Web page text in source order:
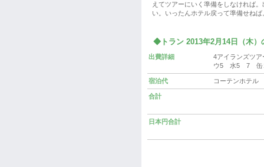
えてツアーにいく準備をしなければ
い。いったんホテル戻って準備せねば
◆トラン 2013年2月14日（
出費詳細
4アイランズツ
ウ5 水5 7 缶
宿泊代 コーテンホテル
合計
日本円合計